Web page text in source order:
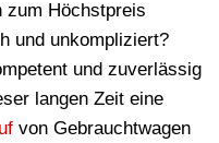
zum Höchstpreis
und unkompliziert?
und zuverlässig
langen Zeit eine
von Gebrauchtwagen